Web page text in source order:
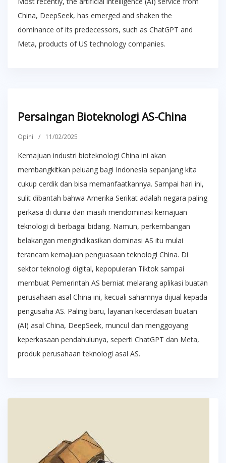
China, DeepSeek, has emerged and shaken the
dominance of its predecessors, such as ChatGPT and
Meta, products of US technology companies.
Persaingan Bioteknologi AS-China
Opini / 11/02/2025
Kemajuan industri bioteknologi China ini akan
membangkitkan peluang bagi Indonesia sepanjang kita
cukup cerdik dan bisa memanfaatkannya. Sampai hari ini,
sulit dibantah bahwa Amerika Serikat adalah negara paling
perkasa di dunia dan masih mendominasi kemajuan
teknologi di berbagai bidang. Namun, perkembangan
belakangan mengindikasikan dominasi AS itu mulai
terancam kemajuan penguasaan teknologi China. Di
sektor teknologi digital, kepopuleran Tiktok sampai
membuat Pemerintah AS berniat melarang aplikasi buatan
perusahaan asal China ini, kecuali sahamnya dijual kepada
pengusaha AS. Paling baru, layanan kecerdasan buatan
(AI) asal China, DeepSeek, muncul dan menggoyang
keperkasaan pendahulunya, seperti ChatGPT dan Meta,
produk perusahaan teknologi asal AS.